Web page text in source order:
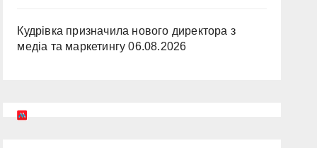
Кудрівка призначила нового директора з
медіа та маркетингу 06.08.2026